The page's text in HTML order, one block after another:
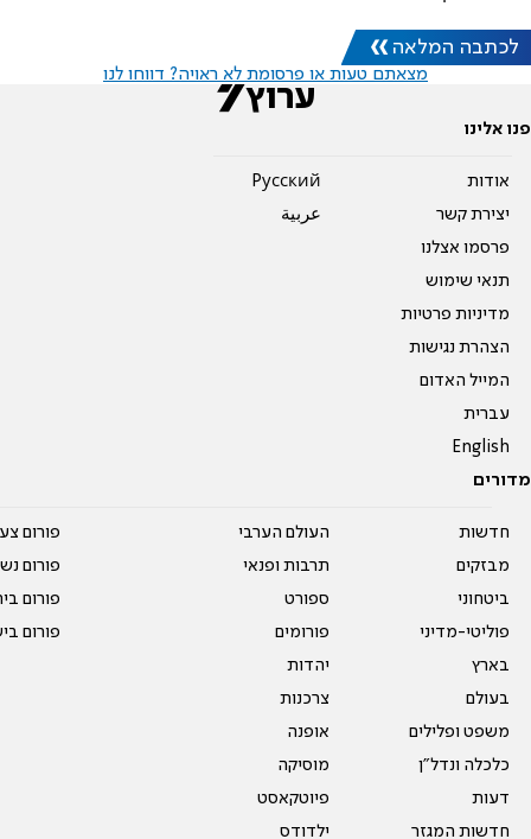
לכתבה המלאה
מצאתם טעות או פרסומת לא ראויה? דווחו לנו
פנו אלינו
אודות
יצירת קשר
פרסמו אצלנו
תנאי שימוש
מדיניות פרטיות
הצהרת נגישות
המייל האדום
עברית
English
Pусский
عربية
מדורים
חדשות
מבזקים
ביטחוני
פוליטי-מדיני
בארץ
בעולם
משפט ופלילים
כלכלה ונדל"ן
דעות
חדשות המגזר
העולם הערבי
תרבות ופנאי
ספורט
פורומים
יהדות
צרכנות
אופנה
מוסיקה
פיוטקאסט
ילדודס
פורום
פורום
פורום
פורום